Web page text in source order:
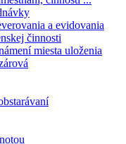
a evidovania
činnosti
miesta uloženia